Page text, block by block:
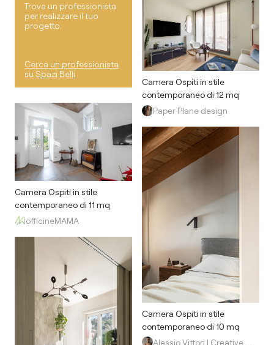
Trova un professionista
per realizzare il tuo
progetto.
Cerca un professionista
su Spazi Belli
Camera Ospiti in stile
contemporaneo di 11 mq
officineMAMA
Camera Ospiti in stile
contemporaneo di 12 mq
Paper Plane design
Camera Ospiti in stile
contemporaneo di 10 mq